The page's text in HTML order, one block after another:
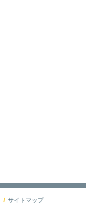
サイトマップ